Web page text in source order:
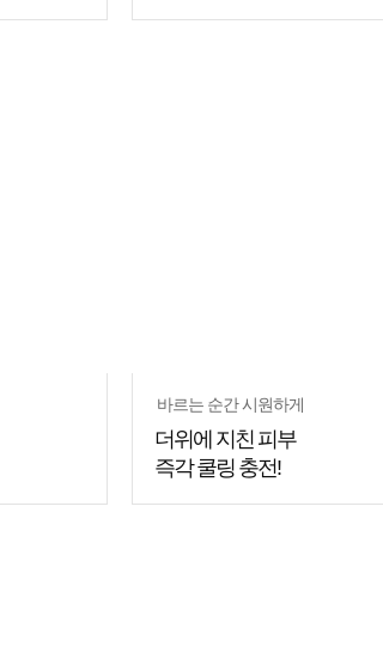
바르는 순간 시원하게
더위에 지친 피부
즉각 쿨링 충전!